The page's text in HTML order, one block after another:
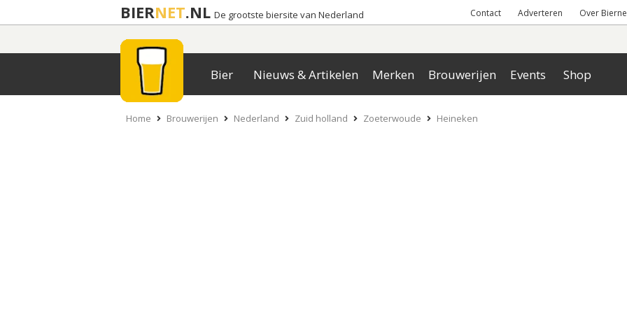
BIERNET.NL De grootste biersite van Nederland Contact Adverteren Over
Bier Nieuws & Artikelen Merken Brouwerijen Events Shop
Home Brouwerijen Nederland Zuid holland Zoeterwoude Heineken